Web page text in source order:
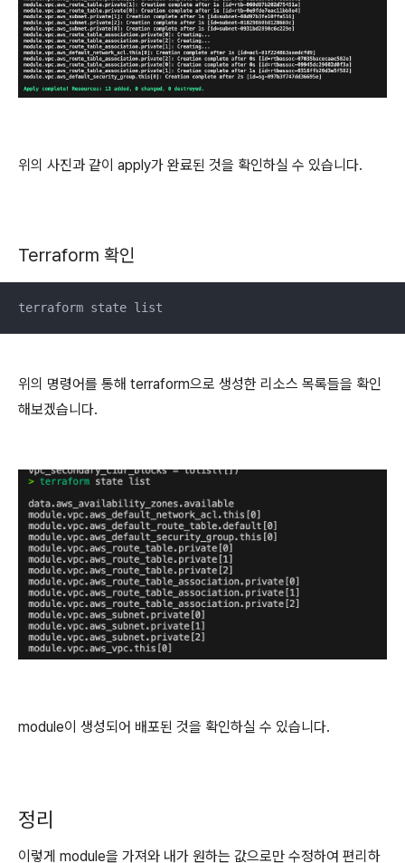
위의 사진과 같이 apply가 완료된 것을 확인하실 수 있습니다.
Terraform 확인
terraform state list
위의 명령어를 통해 terraform으로 생성한 리소스 목록들을 확인
해보겠습니다.
module이 생성되어 배포된 것을 확인하실 수 있습니다.
정리
이렇게 module을 가져와 내가 원하는 값으로만 수정하여 편리하